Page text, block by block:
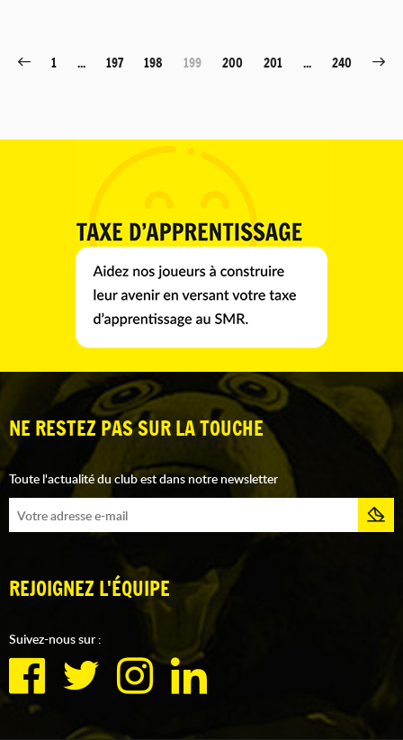
1 ... 197 198 199 200 201 ... 240
NE RESTEZ PAS SUR LA TOUCHE
Toute l'actualité du club est dans notre newsletter
REJOIGNEZ L'ÉQUIPE
Suivez-nous sur :